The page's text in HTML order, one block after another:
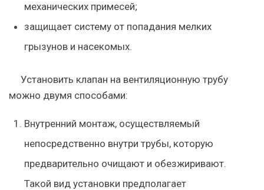
механических примесей;
защищает систему от попадания мелких
грызунов и насекомых.
Установить клапан на вентиляционную трубу
можно двумя способами:
Внутренний монтаж, осуществляемый
непосредственно внутри трубы, которую
предварительно очищают и обезжиривают.
Такой вид установки предполагает